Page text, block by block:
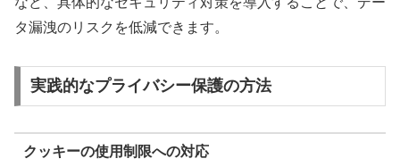
タ漏洩のリスクを低減できます。
実践的なプライバシー保護の方法
クッキーの使用制限への対応